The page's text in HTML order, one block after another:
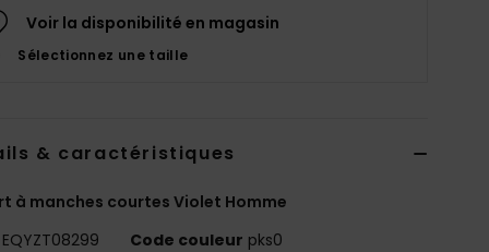
Voir la disponibilité en magasin
Sélectionnez une taille
& caractéristiques
à manches courtes Violet Homme
EQYZT08299 Code couleur pks0